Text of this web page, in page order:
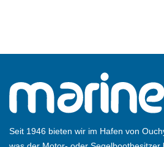
Seit 1946 bieten wir im Hafen von